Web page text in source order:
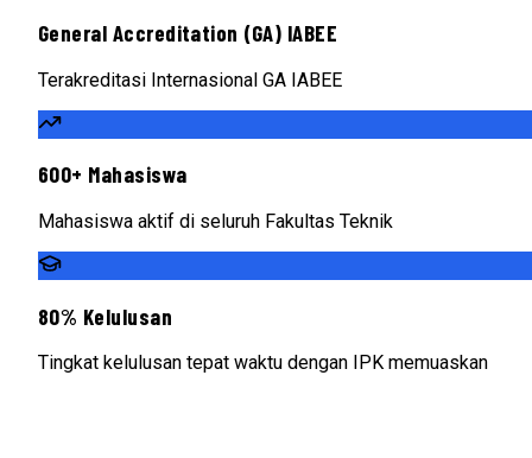
General Accreditation (GA) IABEE
Terakreditasi Internasional GA IABEE
600+ Mahasiswa
Mahasiswa aktif di seluruh Fakultas Teknik
80% Kelulusan
Tingkat kelulusan tepat waktu dengan IPK memuaskan